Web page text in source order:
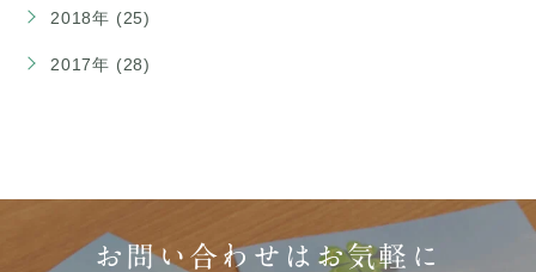
2018年 (25)
2017年 (28)
お問い合わせはお気軽に